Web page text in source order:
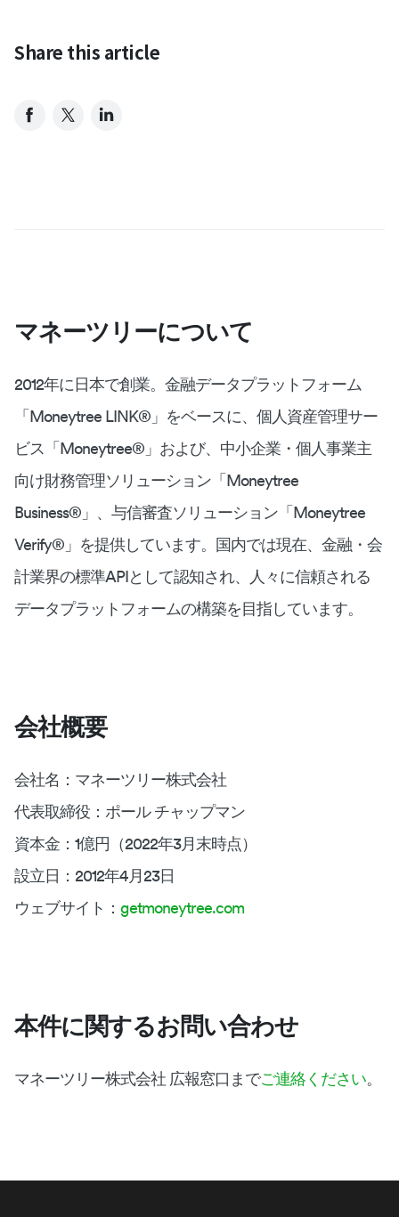
Share this article
マネーツリーについて
2012年に日本で創業。金融データプラットフォーム
「Moneytree LINK®︎」をベースに、個人資産管理サー
ビス「Moneytree®︎」および、中小企業・個人事業主
向け財務管理ソリューション「Moneytree
Business®︎」、与信審査ソリューション「Moneytree
Verify®︎」を提供しています。国内では現在、金融・会
計業界の標準APIとして認知され、人々に信頼される
データプラットフォームの構築を目指しています。
会社概要
会社名：マネーツリー株式会社
代表取締役：ポール チャップマン
資本金：1億円（2022年3月末時点）
設立日：2012年4月23日
ウェブサイト： getmoneytree.com
本件に関するお問い合わせ
マネーツリー株式会社 広報窓口までご連絡ください。